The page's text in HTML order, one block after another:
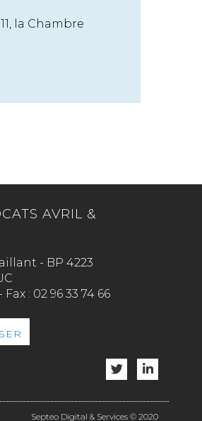
la Chambre
AVRIL &
- BP 4223
- Fax : 02 96 33 74 66
Septeo Digital & Services © 2020